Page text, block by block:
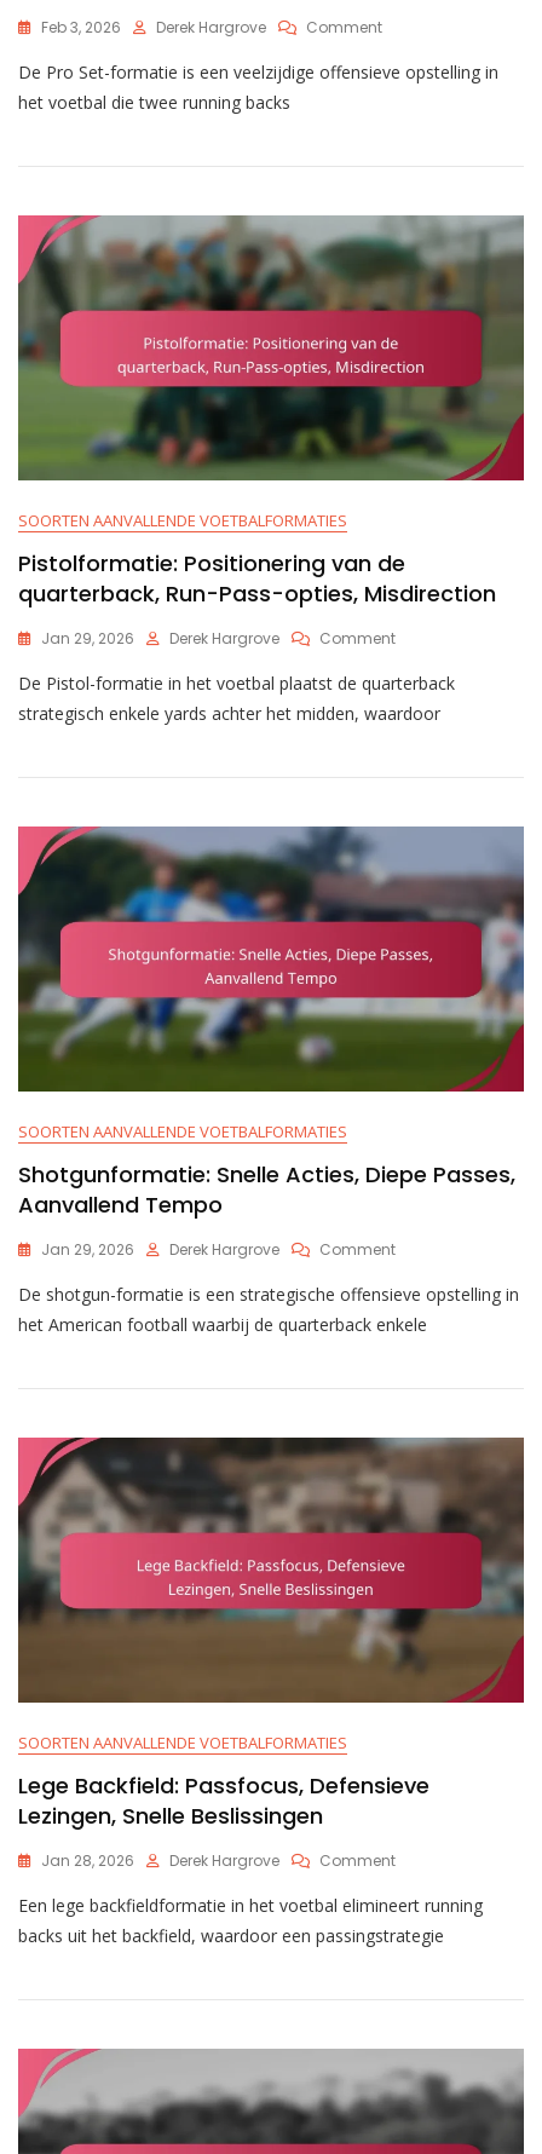
Feb 3, 2026 Derek Hargrove CommentOn
Set
Veelzijdigheid,
De Pro Set-formatie is een veelzijdige offensieve opstelling in
het voetbal die twee running backs
SOORTEN AANVALLENDE VOETBALFORMATIES
Pistolformatie: Positionering van de
quarterback, Run-Pass-opties, Misdirection
Jan 29, 2026 Derek Hargrove CommentOn
Positionering
Van
Run-
De Pistol-formatie in het voetbal plaatst de quarterback
strategisch enkele yards achter het midden, waardoor
SOORTEN AANVALLENDE VOETBALFORMATIES
Shotgunformatie: Snelle Acties, Diepe Passes,
Aanvallend Tempo
Jan 29, 2026 Derek Hargrove CommentOn
Snelle
Acties,
Aanvallend
De shotgun-formatie is een strategische offensieve opstelling in
het American football waarbij de quarterback enkele
SOORTEN AANVALLENDE VOETBALFORMATIES
Lege Backfield: Passfocus, Defensieve
Lezingen, Snelle Beslissingen
Jan 28, 2026 Derek Hargrove CommentOn
Backfield:
Passfocus,
Defensieve
Snelle
Een lege backfieldformatie in het voetbal elimineert running
backs uit het backfield, waardoor een passingstrategie